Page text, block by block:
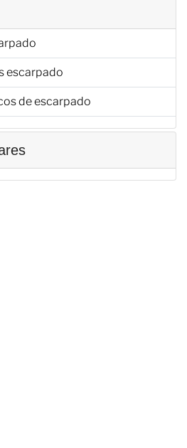
escarpado
de escarpado